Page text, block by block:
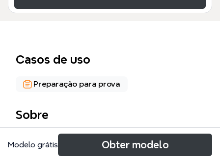
Casos de uso
Preparação para prova
Sobre
कारक माइंड मैप टेम्पलेट हिंदी व्याकरण के आठ कारकों — कर्म,
अपादान, अधिकरण, संबोधन, संबंध, संप्रदान, करण और कर्ता — की
Modelo grátis Obter modelo